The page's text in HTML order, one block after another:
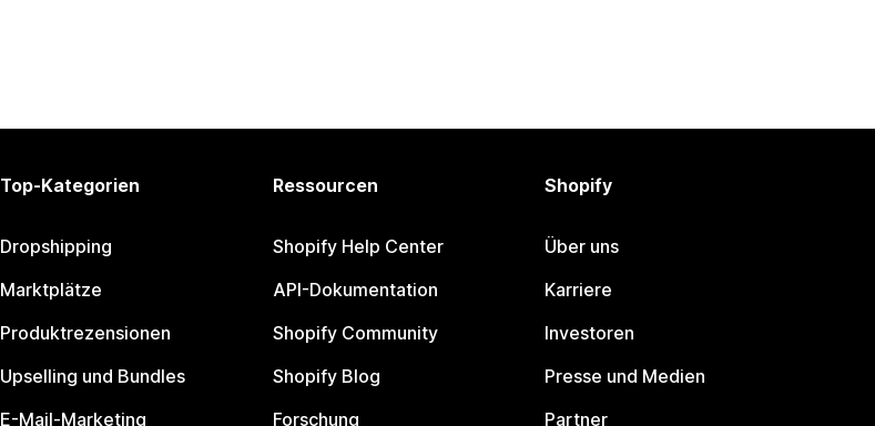
Top-Kategorien
Dropshipping
Marktplätze
Produktrezensionen
Upselling und Bundles
E-Mail-Marketing
Ressourcen
Shopify Help Center
API-Dokumentation
Shopify Community
Shopify Blog
Forschung
Shopify
Über uns
Karriere
Investoren
Presse und Medien
Partner